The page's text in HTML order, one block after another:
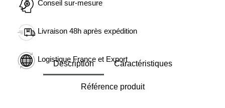
Conseil sur-mesure
Livraison 48h après expédition
Logistique France et Export
Description Caractéristiques
Référence produit